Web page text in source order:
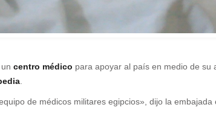
centro médico para apoyar al país en medio de su
de médicos militares egipcios», dijo la embajada